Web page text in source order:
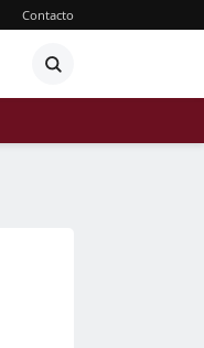
Contacto